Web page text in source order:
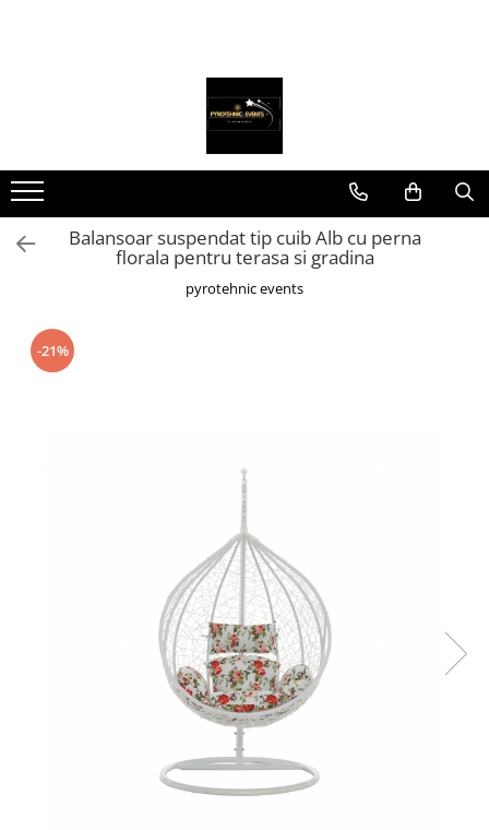
Piscine SPA Interior Exterior
Ingrasaminte
Mobilier terasa si gradina
Rasaduri Legume-Fructe
Balansoar suspendat tip cuib Alb cu perna
florala pentru terasa si gradina
pyrotehnic events
-21%